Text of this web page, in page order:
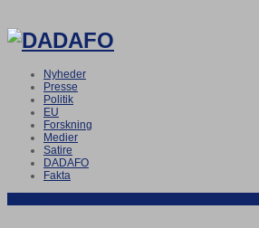
Nyheder
Presse
Politik
EU
Forskning
Medier
Satire
DADAFO
Fakta